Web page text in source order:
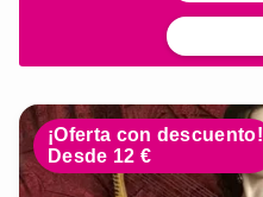
¡Oferta con descuento!
Desde 12 €